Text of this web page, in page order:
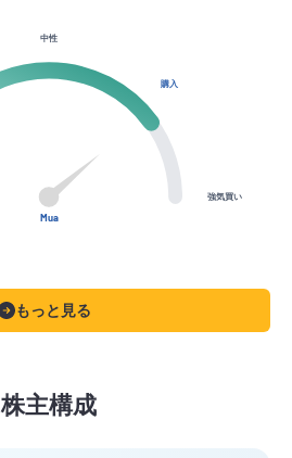
中性
購入
強気買い
Mua
もっと見る
株主構成